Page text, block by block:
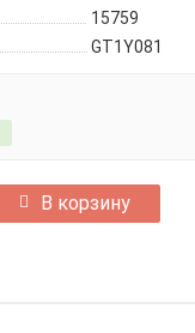
15759
GT1Y081
В корзину